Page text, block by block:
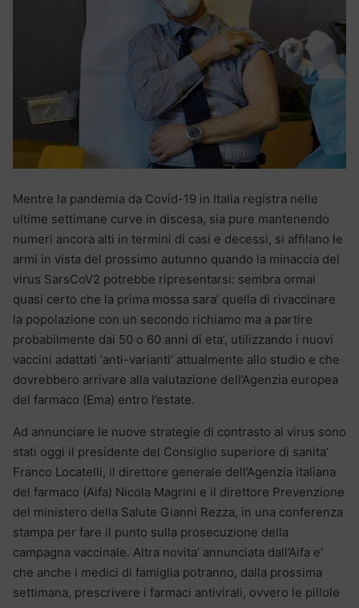
Mentre la pandemia da Covid-19 in Italia registra nelle
ultime settimane curve in discesa, sia pure mantenendo
numeri ancora alti in termini di casi e decessi, si affilano le
armi in vista del prossimo autunno quando la minaccia del
virus SarsCoV2 potrebbe ripresentarsi: sembra ormai
quasi certo che la prima mossa sara’ quella di rivaccinare
la popolazione con un secondo richiamo ma a partire
probabilmente dai 50 o 60 anni di eta’, utilizzando i nuovi
vaccini adattati ‘anti-varianti’ attualmente allo studio e che
dovrebbero arrivare alla valutazione dell’Agenzia europea
del farmaco (Ema) entro l’estate.
Ad annunciare le nuove strategie di contrasto al virus sono
stati oggi il presidente del Consiglio superiore di sanita’
Franco Locatelli, il direttore generale dell’Agenzia italiana
del farmaco (Aifa) Nicola Magrini e il direttore Prevenzione
del ministero della Salute Gianni Rezza, in una conferenza
stampa per fare il punto sulla prosecuzione della
campagna vaccinale. Altra novita’ annunciata dall’Aifa e’
che anche i medici di famiglia potranno, dalla prossima
settimana, prescrivere i farmaci antivirali, ovvero le pillole